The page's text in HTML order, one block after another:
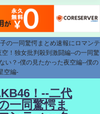
の一同驚愕まとめ速報にロマンテ
！独女批判殺到激闘編--の一同驚
い？-僕の見たかった夜空編--僕の
空編-
！--二代
一同驚愕ま